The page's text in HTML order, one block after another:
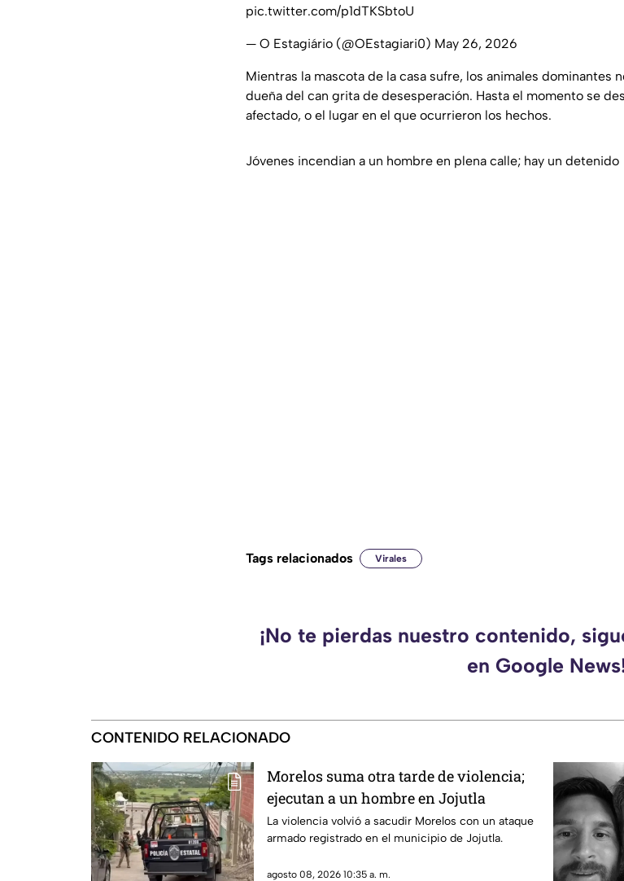
pic.twitter.com/p1dTKSbtoU
— O Estagiário (@OEstagiari0) May 26, 2026
Mientras la mascota de la casa sufre, los animales dominantes
dueña del can grita de desesperación. Hasta el momento se
afectado, o el lugar en el que ocurrieron los hechos.
Jóvenes incendian a un hombre en plena calle; hay un detenido
Tags relacionados Virales
¡No te pierdas nuestro contenido,
en Google
CONTENIDO RELACIONADO
Morelos suma otra tarde de violencia;
ejecutan a un hombre en Jojutla
La violencia volvió a sacudir Morelos con un ataque
armado registrado en el municipio de Jojutla.
agosto 08, 2026 10:35 a. m.